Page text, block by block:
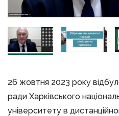
26 жовтня 2023 року
ради Харківського
університету в